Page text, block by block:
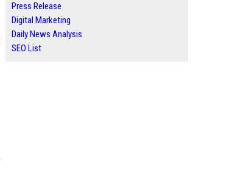
Press Release
Digital Marketing
Daily News Analysis
SEO List